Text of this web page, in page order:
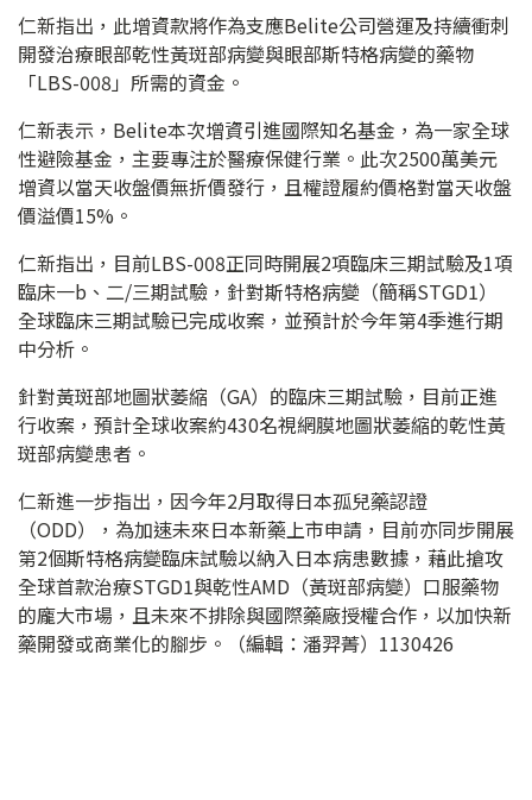
仁新指出，此增資款將作為支應Belite公司營運及持續衝刺
開發治療眼部乾性黃斑部病變與眼部斯特格病變的藥物
「LBS-008」所需的資金。
仁新表示，Belite本次增資引進國際知名基金，為一家全球
性避險基金，主要專注於醫療保健行業。此次2500萬美元
增資以當天收盤價無折價發行，且權證履約價格對當天收盤
價溢價15%。
仁新指出，目前LBS-008正同時開展2項臨床三期試驗及1項
臨床一b、二/三期試驗，針對斯特格病變（簡稱STGD1）
全球臨床三期試驗已完成收案，並預計於今年第4季進行期
中分析。
針對黃斑部地圖狀萎縮（GA）的臨床三期試驗，目前正進
行收案，預計全球收案約430名視網膜地圖狀萎縮的乾性黃
斑部病變患者。
仁新進一步指出，因今年2月取得日本孤兒藥認證
（ODD），為加速未來日本新藥上市申請，目前亦同步開展
第2個斯特格病變臨床試驗以納入日本病患數據，藉此搶攻
全球首款治療STGD1與乾性AMD（黃斑部病變）口服藥物
的龐大市場，且未來不排除與國際藥廠授權合作，以加快新
藥開發或商業化的腳步。（編輯：潘羿菁）1130426